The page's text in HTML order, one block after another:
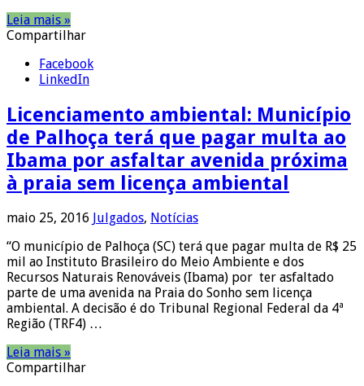
Leia mais »
Compartilhar
Facebook
LinkedIn
Licenciamento ambiental: Município
de Palhoça terá que pagar multa ao
Ibama por asfaltar avenida próxima
à praia sem licença ambiental
maio 25, 2016 Julgados, Notícias
“O município de Palhoça (SC) terá que pagar multa de R$ 25
mil ao Instituto Brasileiro do Meio Ambiente e dos
Recursos Naturais Renováveis (Ibama) por ter asfaltado
parte de uma avenida na Praia do Sonho sem licença
ambiental. A decisão é do Tribunal Regional Federal da 4ª
Região (TRF4) …
Leia mais »
Compartilhar